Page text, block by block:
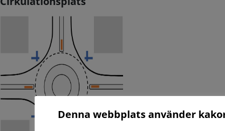
Denna webbplats använder